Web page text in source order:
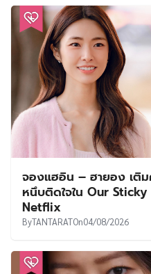
จองแฮอิน – ฮายอง เติม
หนึบติดใจใน Our
Netflix
ByTANTARATOn04/08/2026